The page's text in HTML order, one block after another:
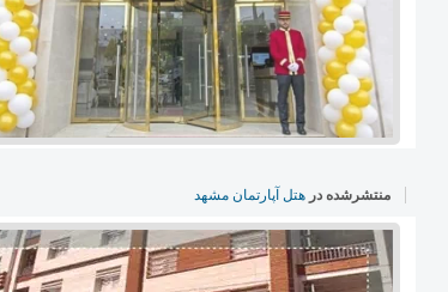
منتشرشده در هتل آپارتمان مشهد